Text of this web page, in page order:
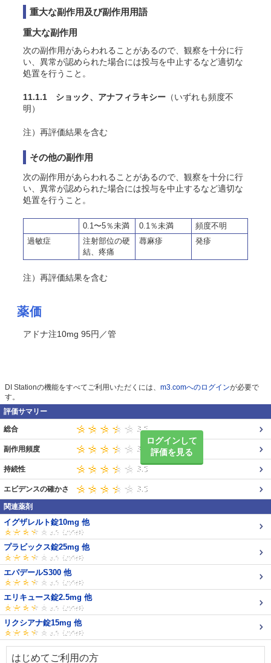
重大な副作用及び副作用用語
重大な副作用
次の副作用があらわれることがあるので、観察を十分に行
い、異常が認められた場合には投与を中止するなど適切な
処置を行うこと。
11.1.1 ショック、アナフィラキシー （いずれも頻度不
明）
注）再評価結果を含む
その他の副作用
次の副作用があらわれることがあるので、観察を十分に行
い、異常が認められた場合には投与を中止するなど適切な
処置を行うこと。
0.1〜5％未満 0.1％未満
頻度不明
過敏症
注射部位の硬
結、疼痛
蕁麻疹 発疹
注）再評価結果を含む
薬価
アドナ注10mg 95円／管
DI Stationの機能をすべてご利用いただくには、 m3.comへのログインが必要で
す。
評価サマリー
ログインして
評価を見る
総合
副作用頻度
持続性
エビデンスの確かさ
関連薬剤
イグザレルト錠10mg 他
プラビックス錠25mg 他
エパデールS300 他
エリキュース錠2.5mg 他
リクシアナ錠15mg 他
はじめてご利用の方